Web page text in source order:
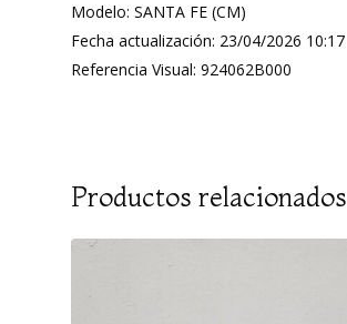
Modelo: SANTA FE (CM)
Fecha actualización: 23/04/2026 10:17
Referencia Visual: 924062B000
Productos relacionados